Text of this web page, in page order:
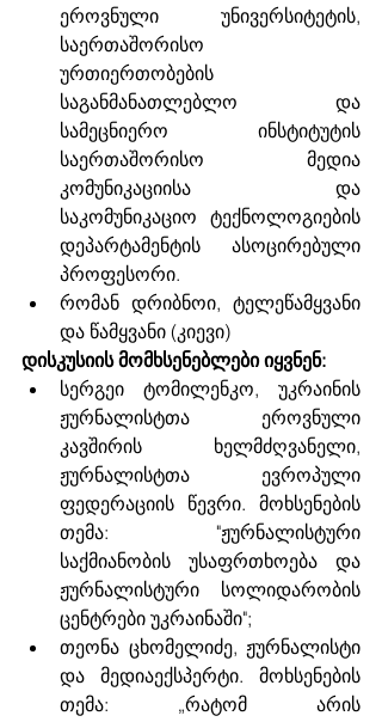
ეროვნული უნივერსიტეტის,
საერთაშორისო
ურთიერთობების
საგანმანათლებლო და
სამეცნიერო ინსტიტუტის
საერთაშორისო მედია
კომუნიკაციისა და
საკომუნიკაციო ტექნოლოგიების
დეპარტამენტის ასოცირებული
პროფესორი.
რომან დრიბნოი, ტელეწამყვანი
და წამყვანი (კიევი)
დისკუსიის მომხსენებლები იყვნენ:
სერგეი ტომილენკო, უკრაინის
ჟურნალისტთა ეროვნული
კავშირის ხელმძღვანელი,
ჟურნალისტთა ევროპული
ფედერაციის წევრი. მოხსენების
თემა: "ჟურნალისტური
საქმიანობის უსაფრთხოება და
ჟურნალისტური სოლიდარობის
ცენტრები უკრაინაში";
თეონა ცხომელიძე, ჟურნალისტი
და მედიაექსპერტი. მოხსენების
თემა: „რატომ არის